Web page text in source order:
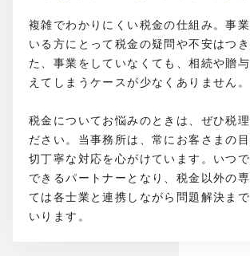
複雑でわかりにくい税金の仕組み。事
いる方にとって税金の疑問や不安はつ
た、事業をしていなくても、相続や贈
えてしまうケースが少なくありません。
税金についてお悩みのときは、ぜひ税理
ださい。当事務所は、常にお客さまの
切丁寧な対応を心がけています。いつ
できるパートナーとなり、税金以外の
ては各士業と連携しながら問題解決ま
いります。